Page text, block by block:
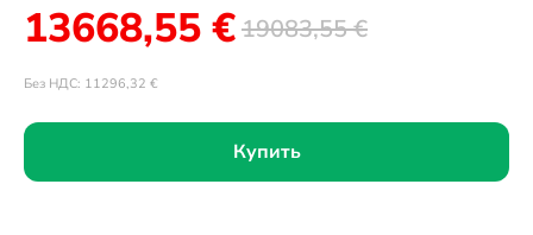
19083,55€
13668,55€
Без НДС: 11296,32 €
Купить